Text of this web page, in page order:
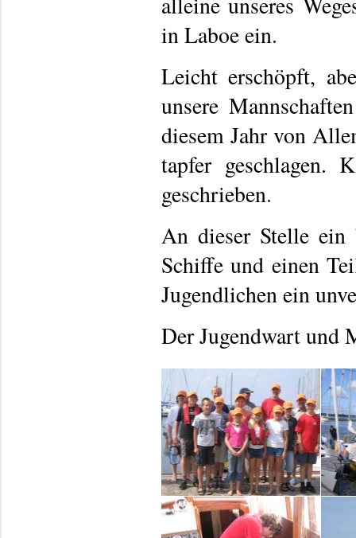
in Laboe ein.
Leicht erschöpft,
unsere
diesem Jahr von
tapfer geschlagen.
geschrieben.
An dieser Stelle ein
Schiffe und einen
Jugendlichen ein
Der Jugendwart und